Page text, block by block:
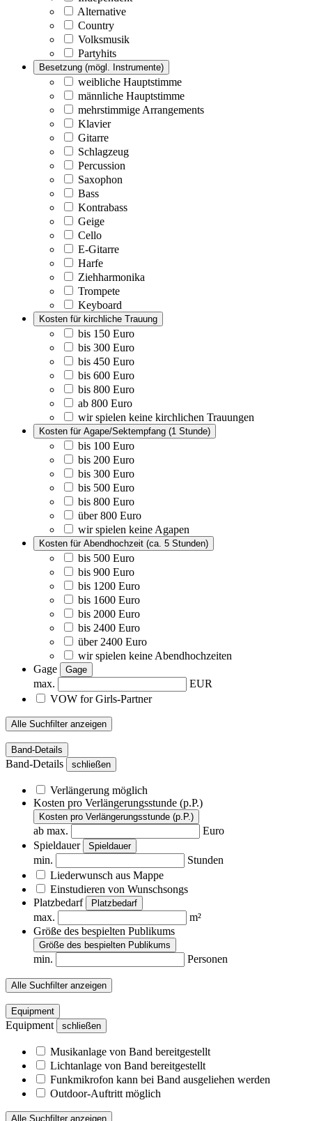
Alternative
Country
Volksmusik
Partyhits
Besetzung (mögl. Instrumente)
weibliche Hauptstimme
männliche Hauptstimme
mehrstimmige Arrangements
Klavier
Gitarre
Schlagzeug
Percussion
Saxophon
Bass
Kontrabass
Geige
Cello
E-Gitarre
Harfe
Ziehharmonika
Trompete
Keyboard
Kosten für kirchliche Trauung
bis 150 Euro
bis 300 Euro
bis 450 Euro
bis 600 Euro
bis 800 Euro
ab 800 Euro
wir spielen keine kirchlichen Trauungen
Kosten für Agape/Sektempfang (1 Stunde)
bis 100 Euro
bis 200 Euro
bis 300 Euro
bis 500 Euro
bis 800 Euro
über 800 Euro
wir spielen keine Agapen
Kosten für Abendhochzeit (ca. 5 Stunden)
bis 500 Euro
bis 900 Euro
bis 1200 Euro
bis 1600 Euro
bis 2000 Euro
bis 2400 Euro
über 2400 Euro
wir spielen keine Abendhochzeiten
Gage
Gage
max.
EUR
VOW for Girls-Partner
Alle Suchfilter anzeigen
Band-Details
Band-Details schließen
Verlängerung möglich
Kosten pro Verlängerungsstunde (p.P.)
Kosten pro Verlängerungsstunde (p.P.)
ab max.
Euro
Spieldauer
Spieldauer
min.
Stunden
Liederwunsch aus Mappe
Einstudieren von Wunschsongs
Platzbedarf
Platzbedarf
max.
m²
Größe des bespielten Publikums
Größe des bespielten Publikums
min. Personen
Alle Suchfilter anzeigen
Equipment
Equipment schließen
Musikanlage von Band bereitgestellt
Lichtanlage von Band bereitgestellt
Funkmikrofon kann bei Band ausgeliehen werden
Outdoor-Auftritt möglich
Alle Suchfilter anzeigen